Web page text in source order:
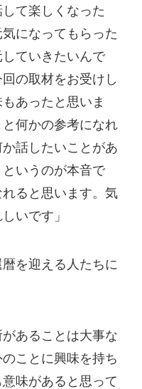
て楽しくなった
になってもらった
ていきたいんで
の取材をお受けし
あったと思いま
何かの参考になれ
話したいことがあ
いうのが本音で
ると思います。気
いです」
を迎える人たちに
があることは大事な
ことに興味を持ち
味があると思って